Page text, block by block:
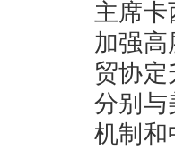
主席
加强
贸协
分别与
机制和